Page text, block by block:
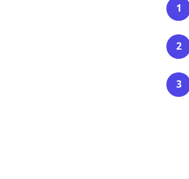
1
2
3